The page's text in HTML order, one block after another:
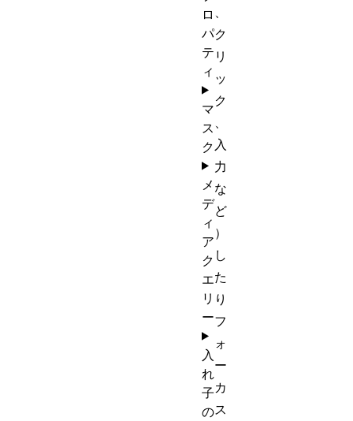
、
ク
リ
ッ
ク
、
入
力
な
ど
）
し
た
り
フ
ォ
ー
カ
ス
ロ
パ
テ
ィ
マ
ス
ク
メ
デ
ィ
ア
ク
エ
リ
ー
入
れ
子
の